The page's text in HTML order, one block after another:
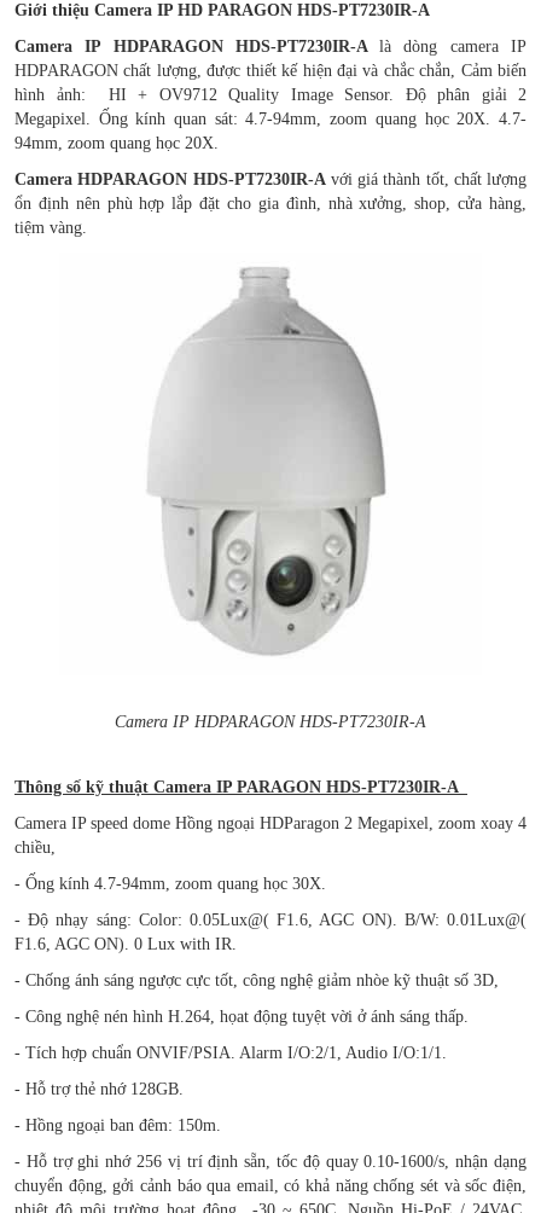
Giới thiệu Camera IP HD PARAGON HDS-PT7230IR-A
Camera IP HDPARAGON HDS-PT7230IR-Alà dòng camera IP
HDPARAGON chất lượng, được thiết kế hiện đại và chắc chắn, Cảm biến
hình ảnh: HI + OV9712 Quality Image Sensor. Độ phân giải 2
Megapixel. Ống kính quan sát: 4.7-94mm, zoom quang học 20X. 4.7-
94mm, zoom quang học 20X.
Camera HDPARAGON HDS-PT7230IR-Avới giá thành tốt, chất lượng
ổn định nên phù hợp lắp đặt cho gia đình, nhà xưởng, shop, cửa hàng,
tiệm vàng.
Camera IP HDPARAGON HDS-PT7230IR-A
Thông số kỹ thuật Camera IP PARAGON HDS-PT7230IR-A
Camera IP speed dome Hồng ngoại HDParagon 2 Megapixel, zoom xoay 4
chiều,
- Ống kính 4.7-94mm, zoom quang học 30X.
- Độ nhạy sáng: Color: 0.05Lux@( F1.6, AGC ON). B/W: 0.01Lux@(
F1.6, AGC ON). 0 Lux with IR.
- Chống ánh sáng ngược cực tốt, công nghệ giảm nhòe kỹ thuật số 3D,
- Công nghệ nén hình H.264, họat động tuyệt vời ở ánh sáng thấp.
- Tích hợp chuẩn ONVIF/PSIA. Alarm I/O:2/1, Audio I/O:1/1.
- Hỗ trợ thẻ nhớ 128GB.
- Hồng ngoại ban đêm: 150m.
- Hỗ trợ ghi nhớ 256 vị trí định sẵn, tốc độ quay 0.10-1600/s, nhận dạng
chuyển động, gởi cảnh báo qua email, có khả năng chống sét và sốc điện,